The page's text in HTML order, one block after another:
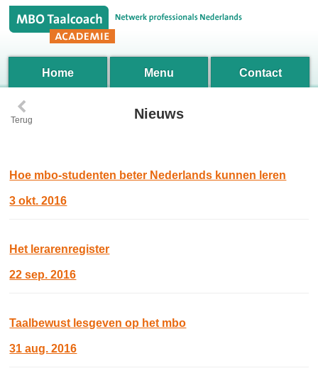
Home Menu Contact
‹
Terug Nieuws
Hoe mbo-studenten beter Nederlands kunnen leren
3 okt. 2016
Het lerarenregister
22 sep. 2016
Taalbewust lesgeven op het mbo
31 aug. 2016